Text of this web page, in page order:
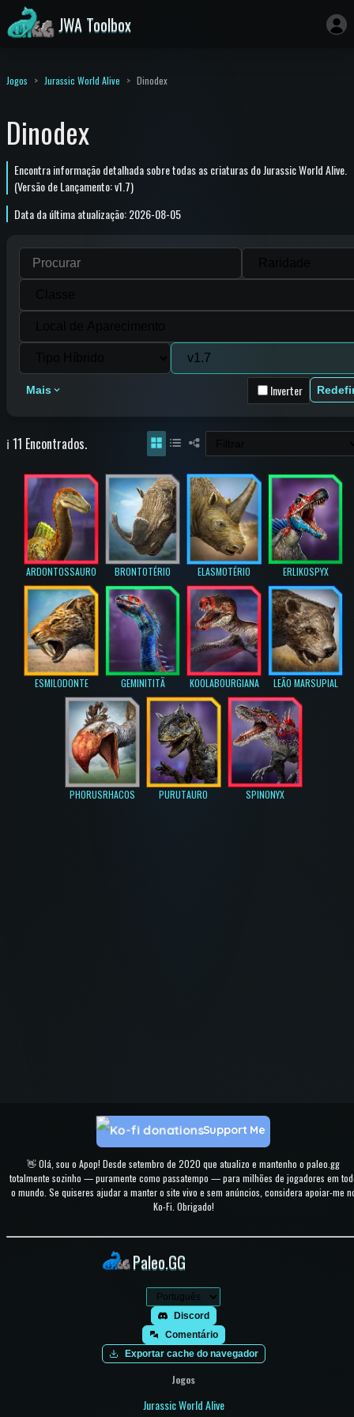
JWA Toolbox
Jogos Jurassic World Alive Dinodex
Dinodex
Encontra informação detalhada sobre todas as criaturas do Jurassic World Alive.
(Versão de Lançamento: v1.7)
Data da última atualização: 2026-08-05
Mais Inverter
ℹ️ 11 Encontrados.
ARDONTOSSAURO BRONTOTÉRIO ELASMOTÉRIO ERLIKOSPYX
ESMILODONTE GEMINITITÃ KOOLABOURGIANA LEÃO MARSUPIAL
PHORUSRHACOS PURUTAURO SPINONYX
👋 Olá, sou o Apop! Desde setembro de 2020 que atualizo e mantenho o paleo.gg
totalmente sozinho — puramente como passatempo — para milhões de jogadores em
o mundo. Se quiseres ajudar a manter o site vivo e sem anúncios, considera apoiar-me
Ko-Fi. Obrigado!
Support Me
Paleo.GG
Discord
Comentário
Exportar cache do navegador
Jogos
Jurassic World Alive